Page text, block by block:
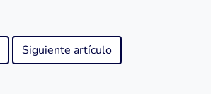
Siguiente artículo